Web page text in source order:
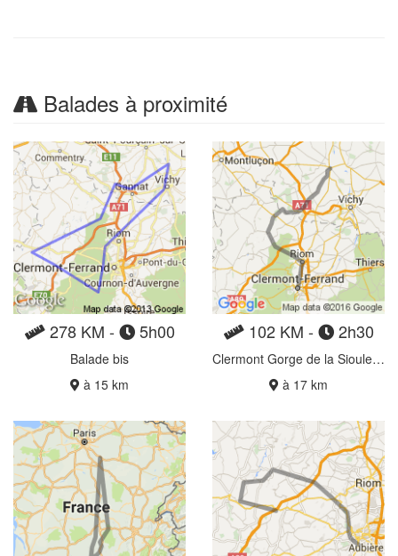
Balades à proximité
278 KM - 5h00
Balade bis
à 15 km
102 KM - 2h30
Clermont Gorge de la Sioule Saint Pourcain
à 17 km